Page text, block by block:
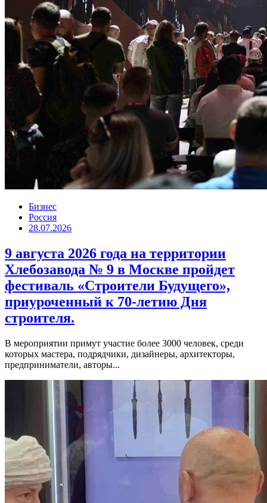
Бизнес
Россия
28.07.2026
9 августа 2026 года на территории
Хлебозавода № 9 в Москве пройдет
фестиваль «Строители Будущего»,
приуроченный к 70-летию Дня
строителя.
В мероприятии примут участие более 3000 человек, среди
которых мастера, подрядчики, дизайнеры, архитекторы,
предприниматели, авторы...